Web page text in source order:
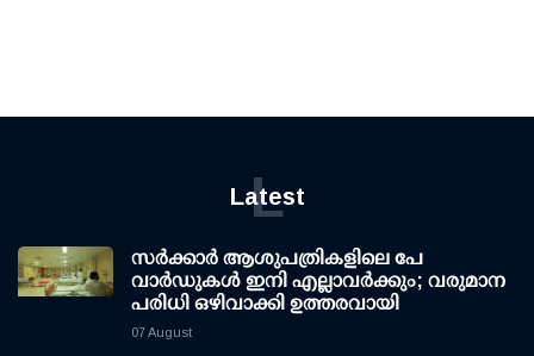
Latest
L
സര്‍ക്കാര്‍ ആശുപത്രികളിലെ പേ
വാര്‍ഡുകള്‍ ഇനി എല്ലാവര്‍ക്കും; വരുമാന
പരിധി ഒഴിവാക്കി ഉത്തരവായി
07 August